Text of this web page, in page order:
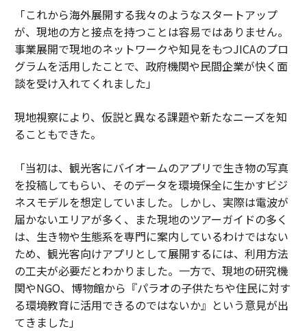
「これから海外展開する我々のようなスタートアップ
が、現地の方と接点を持つことは容易ではありません。
事業展開で現地のネットワークや知見をもつJICAのプロ
グラムを活用したことで、政府機関や民間企業が快く面
談を受け入れてくれました」
現地視察により、仮説と異なる課題や新たなニーズを知
ることもできた。
「当初は、観光客にバイオームのアプリで生き物の写真
を投稿してもらい、そのデータを環境保全に生かすビジ
ネスモデルを想定していました。しかし、実際は電波が
届かないエリアが多く、また現地のツアーガイドの多く
は、生き物や生態系を専門に案内しているわけではない
ため、観光客向けアプリとして展開するには、利用方法
の工夫が必要だとわかりました。一方で、現地の研究機
関やNGO、博物館から『パラオの子供たちや住民に対す
る環境教育に活用できるのではないか』という意見が出
てきました」